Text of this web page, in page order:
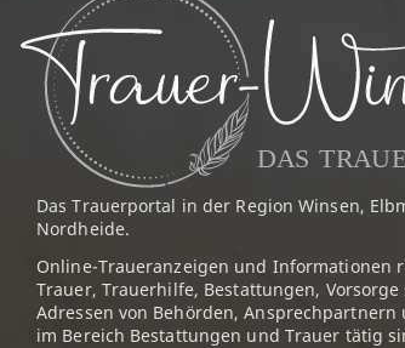
Das Trauerportal in der Region Winsen,
Nordheide.
Online-Traueranzeigen und Informationen
Trauer, Trauerhilfe, Bestattungen,
Adressen von Behörden,
im Bereich Bestattungen und Trauer tätig